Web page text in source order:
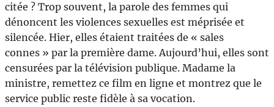
citée ? Trop souvent, la parole des femmes qui
dénoncent les violences sexuelles est méprisée et
silencée. Hier, elles étaient traitées de « sales
connes » par la première dame. Aujourd’hui, elles sont
censurées par la télévision publique. Madame la
ministre, remettez ce film en ligne et montrez que le
service public reste fidèle à sa vocation.